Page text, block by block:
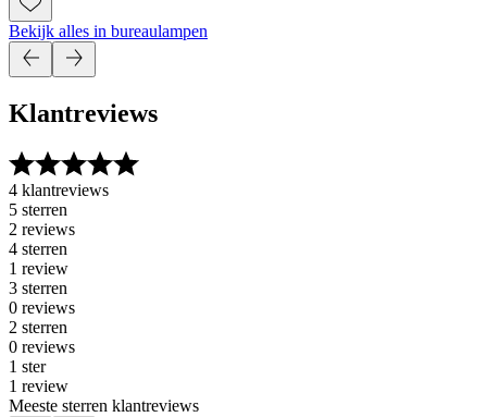
Bekijk alles in bureaulampen
Klantreviews
4 klantreviews
5 sterren
2 reviews
4 sterren
1 review
3 sterren
0 reviews
2 sterren
0 reviews
1 ster
1 review
Meeste sterren klantreviews